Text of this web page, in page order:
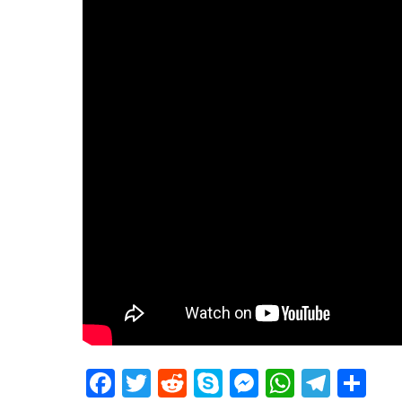
Facebook
Twitter
RedditSkypeMessenger